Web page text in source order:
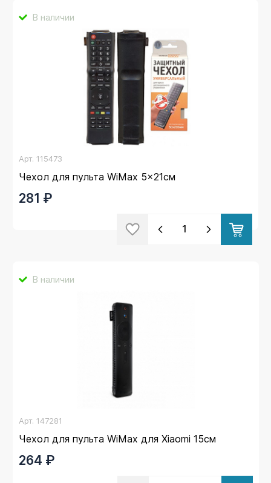
В наличии
Арт. 115473
Чехол для пульта WiMax 5x21см
281 ₽
В наличии
Арт. 147281
Чехол для пульта WiMax для Xiaomi 15см
264 ₽